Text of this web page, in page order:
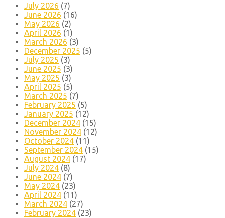
July 2026 (7)
June 2026 (16)
May 2026 (2)
April 2026 (1)
March 2026 (3)
December 2025 (5)
July 2025 (3)
June 2025 (3)
May 2025 (3)
April 2025 (5)
March 2025 (7)
February 2025 (5)
January 2025 (12)
December 2024 (15)
November 2024 (12)
October 2024 (11)
September 2024 (15)
August 2024 (17)
July 2024 (8)
June 2024 (7)
May 2024 (23)
April 2024 (11)
March 2024 (27)
February 2024 (23)